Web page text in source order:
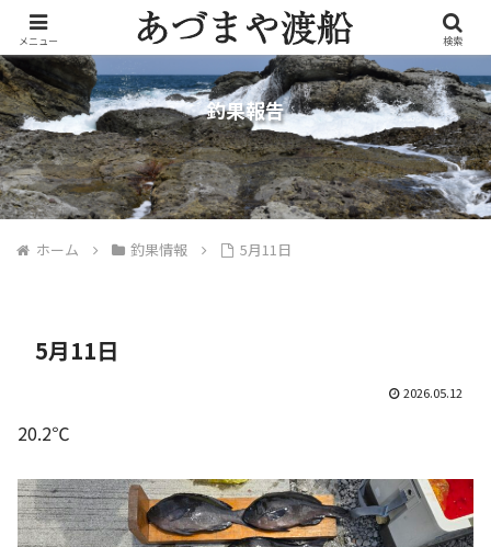
釣果報告
ホーム 釣果情報 5月11日
5月11日
2026.05.12
20.2℃
メニュー 検索